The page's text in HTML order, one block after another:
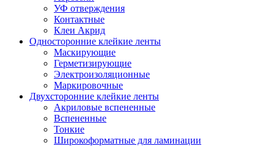
УФ отверждения
Контактные
Клеи Акрид
Односторонние клейкие ленты
Маскирующие
Герметизирующие
Электроизоляционные
Маркировочные
Двухсторонние клейкие ленты
Акриловые вспененные
Вспененные
Тонкие
Широкоформатные для ламинации